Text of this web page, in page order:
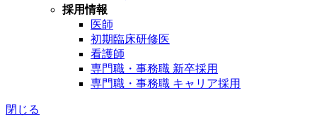
採用情報
医師
初期臨床研修医
看護師
専門職・事務職 新卒採用
専門職・事務職 キャリア採用
閉じる